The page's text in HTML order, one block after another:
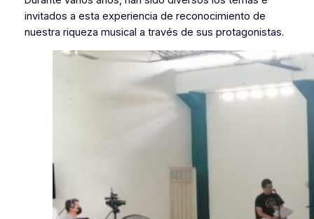
invitados a esta experiencia de reconocimiento de
nuestra riqueza musical a través de sus protagonistas.